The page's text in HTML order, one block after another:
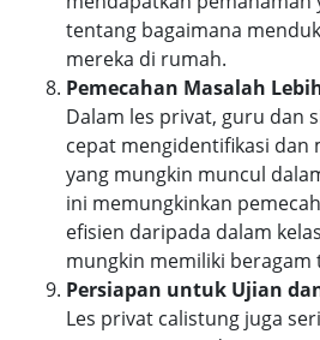
tentang bagaimana
mereka di rumah.
Pemecahan Masalah
Dalam les privat, guru dan
cepat mengidentifikasi dan
yang mungkin muncul
ini memungkinkan
efisien daripada dalam
mungkin memiliki beragam
Persiapan untuk Ujian
Les privat calistung juga